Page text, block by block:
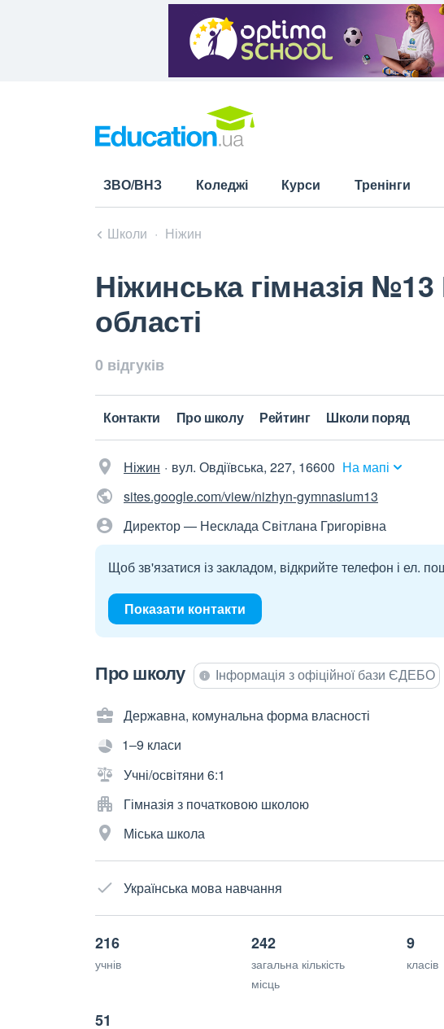
ЗВО/ВНЗ Коледжі Курси Тренінги
Школи Ніжин
Ніжинська гімназія №13
області
0 відгуків
Контакти Про школу Рейтинг Школи поряд
Ніжин вул. Овдіївська, 227, 16600 На мапі
sites.google.com/view/nizhyn-gymnasium13
Директор — Несклада Світлана Григорівна
Щоб зв'язатися із закладом, відкрийте телефон і ел.
Показати контакти
Про школу Інформація з офіційної бази ЄДЕБО
Державна, комунальна форма власності
1–9 класи
Учні/освітяни 6:1
Гімназія з початковою школою
Міська школа
Українська мова навчання
216
учнів
242
загальна кількість
місць
9
класів
51